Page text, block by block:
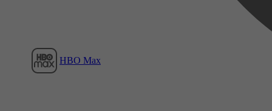
HBO Max